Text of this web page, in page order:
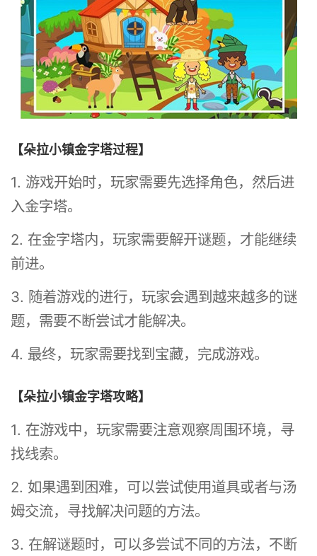
【朵拉小镇金字塔过程】
1. 游戏开始时，玩家需要先选择角色，然后进
入金字塔。
2. 在金字塔内，玩家需要解开谜题，才能继续
前进。
3. 随着游戏的进行，玩家会遇到越来越多的谜
题，需要不断尝试才能解决。
4. 最终，玩家需要找到宝藏，完成游戏。
【朵拉小镇金字塔攻略】
1. 在游戏中，玩家需要注意观察周围环境，寻
找线索。
2. 如果遇到困难，可以尝试使用道具或者与汤
姆交流，寻找解决问题的方法。
3. 在解谜题时，可以多尝试不同的方法，不断